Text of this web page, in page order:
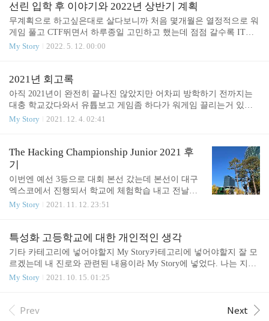
리고 나의 개인적인 생각도 섞여있으니까 적당히 참고만 하는게 좋
다. 아래에 미래인재 전형에 대해서도 적어놨으니 도움이 되길 바란
다. 도움이 필요하거나 궁금한게 있거나 그냥 개인적으로 연락하고
란다. 디스코드는 컴에서도 항상 켜져있기 때문에 대회 빡겜뛰는것
속..
선린 입학 후 이야기와 2022년 상반기 계획
무계획으로 하고싶은대로 살다보니까 처음 몇개월은 열정적으로 워
게임 풀고 CTF뛰면서 하루종일 고민하고 했는데 점점 갈수록 IT공
부보단 노트북 앞에 앉아서 놀면서 무의미하게 보내는 시간이 많아
잠시 느슨해진 사이에 엄청나게 치고 올라가는 몇몇 사람들을 보면
서 자괴감도 많이 느껴졌다. 선린 합격하고도 고민을 많이 했다. 내
신을 잡아야 할지 아니면 컴퓨터에 올인하는게 맞는지.. 둘다 챙기기
만 확실하게 잡고 갈것이다. 고민을 많이 해봤는데 내신만 할거면 이
My Story 2022. 5. 12. 00:00
2021년 회고록
아직 2021년이 완전히 끝나진 않았지만 어차피 방학하기 전까지는
대충 학교갔다와서 유튭보고 게임좀 하다가 워게임 끌리는거 있으
면 대충 풀고 중간중간 CTF하는 휴식기를 가질거라서 지금 쓰나 20
12월 말쯤에 오픈채팅방에서 다소 귀찮을법한 질문을 많이 하면서
혼자서 공부하던 저에게 팀장님께서 TeamH4C에 들어오걸 제안하셔
서 팀에 들어가게 되었다. 팀에 들어가서 열심히 공부해서 처음으로
CTF에서 성과를 내고 스터디 그룹에서 공식그룹으로 승급(?)되었던
경험은 아직도 생생하다. TeamH4C에서 팀원으로 있으면서 해킹 실
력도 늘어났지만 무엇보다 여러 보안계 사람들..
My Story 2021. 12. 4. 02:41
The Hacking Championship Junior 2021 후
기
이번엔 예선 3등으로 대회 본선 갔는데 본선이 대구
엑스코에서 진행되서 학교에 체험학습 내고 전날에
학교 끝나자마자 KTX타고 대구가서 근처 호텔에서
큰 행사라는것을 실감했다. 가운데 말고 오른쪽이 엑
스코 건물이다 외관만 봐도 굉장히 크고 아름다운 건
물이다. 또 다른층에서는 사이버보안 컨퍼런스가 진
행되었다. 대회하느라 컨퍼런스는 포스터만 보고 안
가봐서 어땠을지는 모르겠다. 컨퍼런스도 재밌었을
다. 현장체험학습 간 기분이었다. 본선 장소에 입장
하자마자 기념품 하나를 받았는데 열어보니까 국정
My Story 2021. 11. 12. 23:51
특성화 고등학교에 대한 개인적인 생각
기타 카테고리에 넣어야할지 My Story카테고리에 넣어야할지 잘 모
르겠는데 내 진로와 관련된 내용이라 My Story에 넣었다. 나는 지금
현재 선린인터넷 고등학교를 목표로 하고 있다. 디지털미디어고등
판단이 들어서 다행히도 이번년도에 미래인재 전형에서 내신을 안
My Story 2021. 10. 15. 01:25
Prev Next